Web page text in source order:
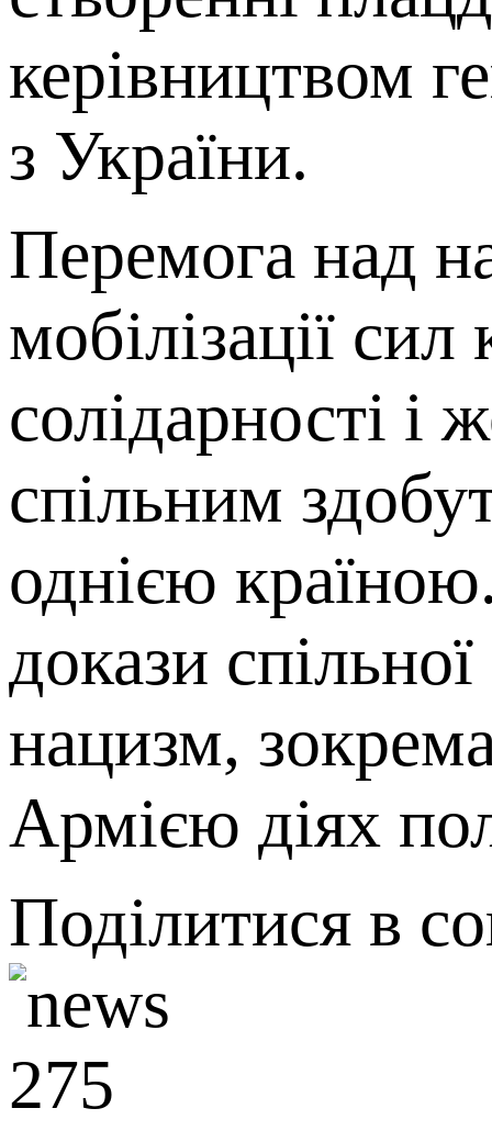
керівництвом
з України.
Перемога над
мобілізації
солідарності і
спільним
однією
докази
нацизм,
Армією діях
Поділитися в
275